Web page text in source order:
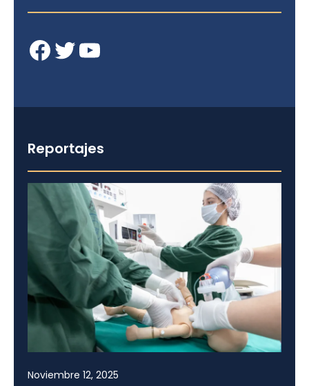
Facebook Twitter YouTube
Reportajes
Noviembre 12, 2025